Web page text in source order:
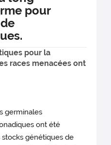
pour
pour la
races menacées ont
germinales
ont été
génétiques de